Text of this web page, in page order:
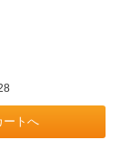
ートへ